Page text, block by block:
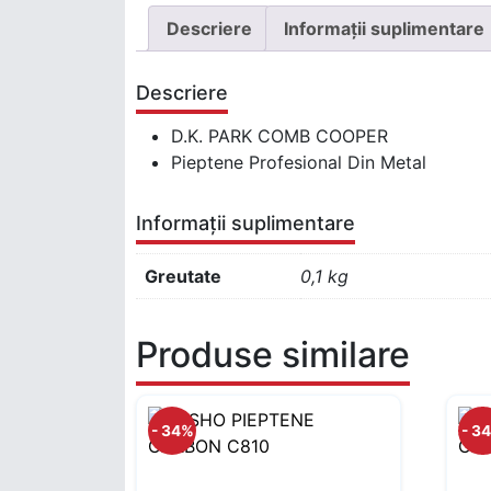
Descriere Informații suplimentare
Descriere
D.K. PARK COMB COOPER
Pieptene Profesional Din Metal
Informații suplimentare
Greutate 0,1 kg
Produse similare
- 34% -